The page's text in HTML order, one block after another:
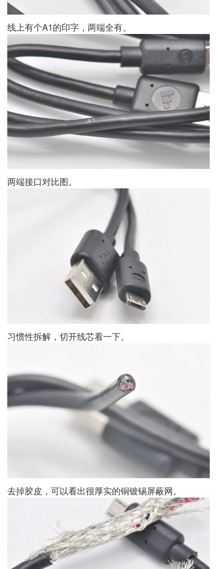
线上有个A1的印字，两端全有。
两端接口对比图。
习惯性拆解，切开线芯看一下。
去掉胶皮，可以看出很厚实的铜镀锡屏蔽网。